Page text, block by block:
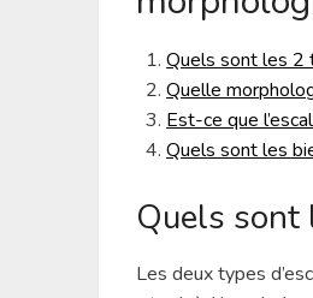
Quels sont les 2
Quelle
Est-ce que
Quels sont les
Quels sont
Les deux types